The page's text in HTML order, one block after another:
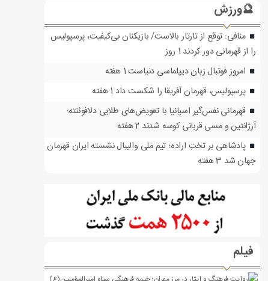
🔮ورزش
منافی: توقع از تارتار بالاست/ بازیکنان بی‌کیفیت، پرسپولیس
را از قهرمانی دور کردند 1 روز
امروز فوتبال زبان دیپلماسی دنیاست1 هفته
پرسپولیس، قهرمان آفریقا را شکست داد 1 هفته
قهرمانی نفس‌گیر اسپانیا با تعویض‌های طلایی دلافوئنته؛
آرژانتین و مسی قربانی کوسه شدند 2 هفته
پادشاهی بر تختِ اراده؛ تیم ملی والیبال نشسته ایران قهرمان
جهان شد 3 هفته
فیلم